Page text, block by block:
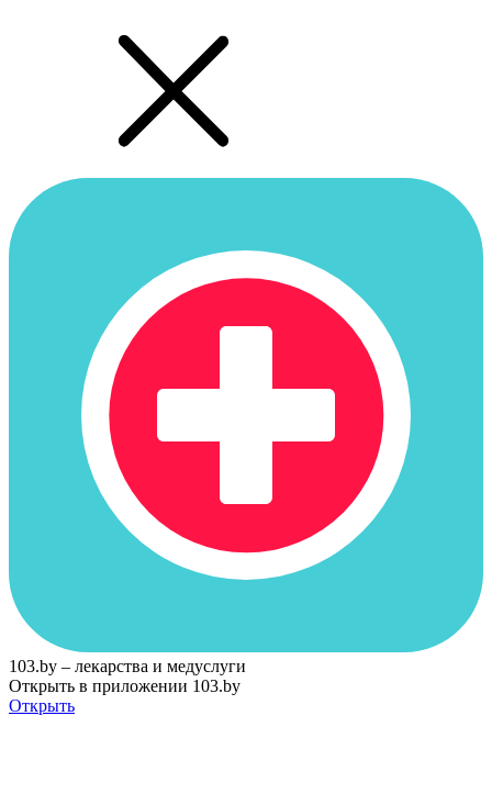
103.by – лекарства и медуслуги
Открыть в приложении 103.by
Открыть